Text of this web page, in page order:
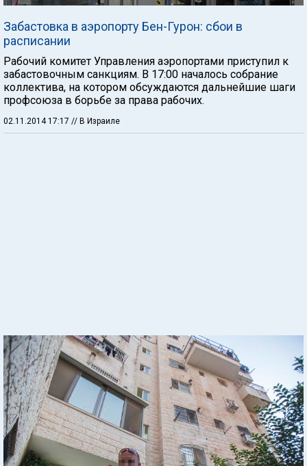
Забастовка в аэропорту Бен-Гурон: сбои в
расписании
Рабочий комитет Управления аэропортами приступил к
забастовочным санкциям. В 17:00 началось собрание
коллектива, на котором обсуждаются дальнейшие шаги
профсоюза в борьбе за права рабочих.
02.11.2014 17:17 // В Израиле